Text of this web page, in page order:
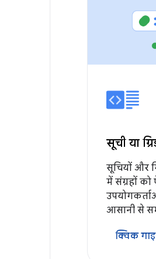
सूची या
सूचियों और
में संग्रहों
आसानी से
क्विक